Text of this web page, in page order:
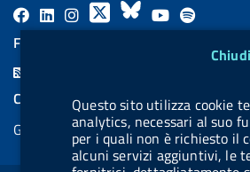
Questo sito utilizza cookie
analytics, necessari al suo
per i quali non è richiesto il
alcuni servizi aggiuntivi, le
F
a
L
i
a
l
.
b
X
B
l
s
k
y
Y
o
u
b
e
l
a
l
.
b
FEED RSS
COOKIES
Gestione cookie